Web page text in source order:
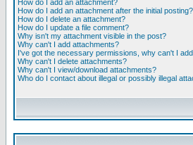
How do I add an attachment?
How do I add an attachment after the initial posting?
How do I delete an attachment?
How do I update a file comment?
Why isn't my attachment visible in the post?
Why can't I add attachments?
I've got the necessary permissions, why can't I
Why can't I delete attachments?
Why can't I view/download attachments?
Who do I contact about illegal or possibly illegal